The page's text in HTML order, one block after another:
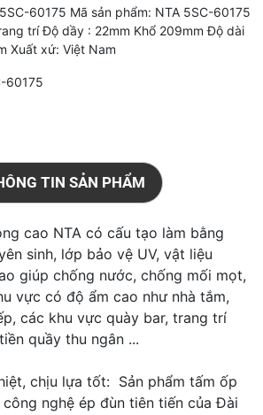
60175 Mã sản phẩm: NTA 5SC-60175
trí Độ dầy : 22mm Khổ 209mm Độ dài
Xuất xứ: Việt Nam
60175
TIN SẢN PHẨM
cao NTA có cấu tạo làm bằng
sinh, lớp bảo vệ UV, vật liệu
giúp chống nước, chống mối mọt,
vực có độ ẩm cao như nhà tắm,
các khu vực quày bar, trang trí
quầy thu ngân ...
chịu lựa tốt: Sản phẩm tấm ốp
công nghệ ép đùn tiên tiến của Đài